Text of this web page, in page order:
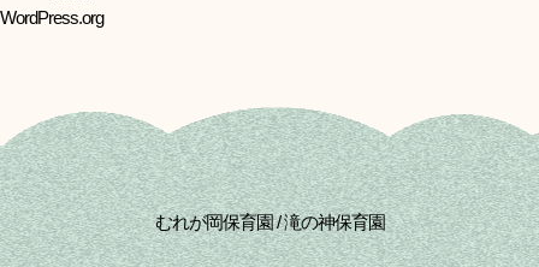
WordPress.org
むれが岡保育園 / 滝の神保育園